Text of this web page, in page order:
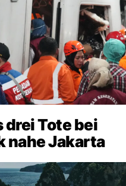
Tote bei
nahe Jakarta